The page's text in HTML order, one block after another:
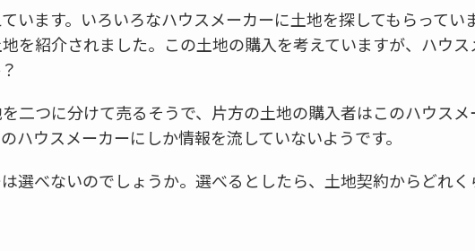
います。いろいろなハウスメーカーに土地を探してもらってい
を紹介されました。この土地の購入を考えていますが、ハウ
二つに分けて売るそうで、片方の土地の購入者はこのハウスメ
ハウスメーカーにしか情報を流していないようです。
選べないのでしょうか。選べるとしたら、土地契約からどれ